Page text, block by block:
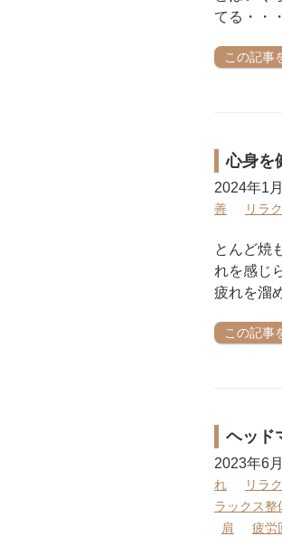
てる・・
この記事
心身を
2024年1
善
リラ
とんど焼
れを感じ
疲れを溜
この記事
ヘッド
2023年6
れ
リラ
ラックス整
肩
疲労